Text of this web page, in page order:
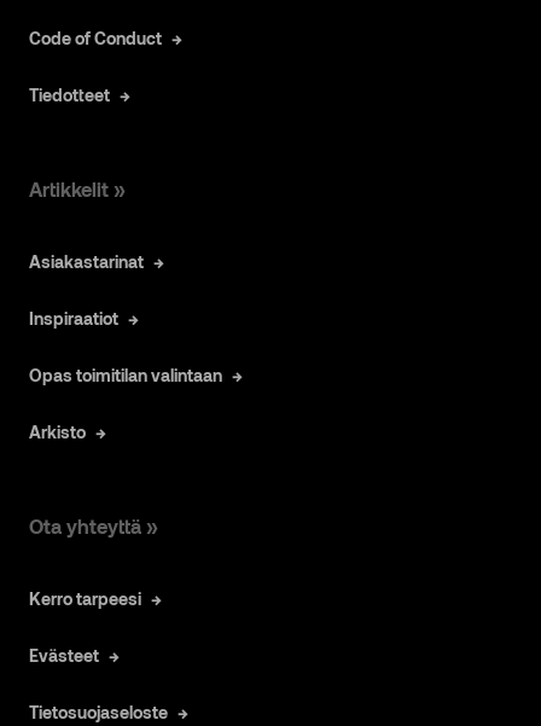
Code of Conduct
Tiedotteet
Artikkelit »
Asiakastarinat
Inspiraatiot
Opas toimitilan valintaan
Arkisto
Ota yhteyttä »
Kerro tarpeesi
Evästeet
Tietosuojaseloste